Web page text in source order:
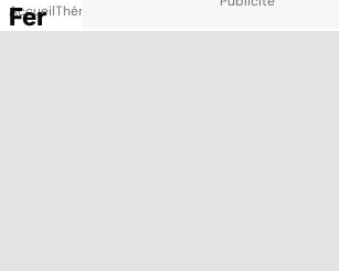
AccueilThématiques
Fer